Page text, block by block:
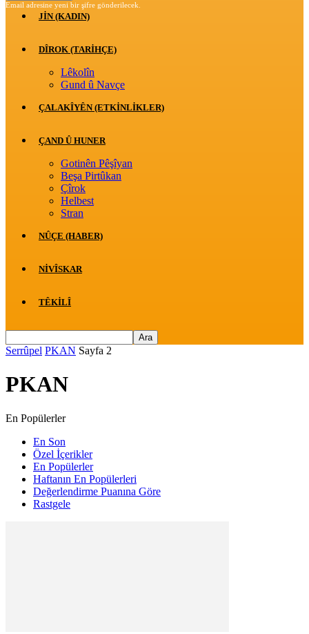
Email adresine yeni bir şifre gönderilecek.
JİN (KADIN)
DÎROK (TARİHÇE)
Lêkolîn
Gund û Navçe
ÇALAKÎYÊN (ETKINLIKLER)
ÇAND Û HUNER
Gotinên Pêşîyan
Beşa Pirtûkan
Çîrok
Helbest
Stran
NÛÇE (HABER)
NIVÎSKAR
TÊKILÎ
Serrûpel PKAN Sayfa 2
PKAN
En Popülerler
En Son
Özel İçerikler
En Popülerler
Haftanın En Popülerleri
Değerlendirme Puanına Göre
Rastgele